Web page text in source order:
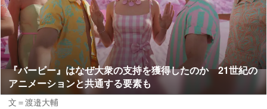
『バービー』はなぜ大衆の支持を獲得したのか 21世紀の
アニメーションと共通する要素も
文＝渡邉大輔